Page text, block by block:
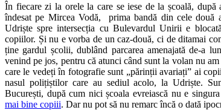
În fiecare zi la orele la care se iese de la școală,
îndesat pe Mircea Vodă, prima bandă din cele două
Udriște spre intersecția cu Bulevardul Unirii e
copiilor. Și nu e vorba de un caz-două, ci de ditamai
ține gardul școlii, dublând parcarea amenajată de-a
venind pe jos, pentru că atunci când sunt la volan nu
care le vedeți în fotografie sunt „părinții avariați” ai
nasul polițiștilor care au sediul acolo, la Udriște.
București, după cum nici școala evreiască nu e
mai bine copiii. Dar nu pot să nu remarc încă o dată